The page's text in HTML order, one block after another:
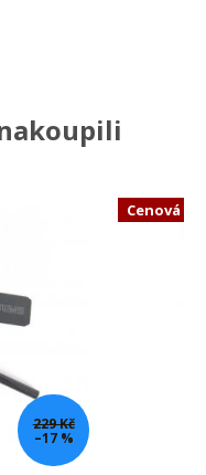
229 Kč
–17 %
Cenová